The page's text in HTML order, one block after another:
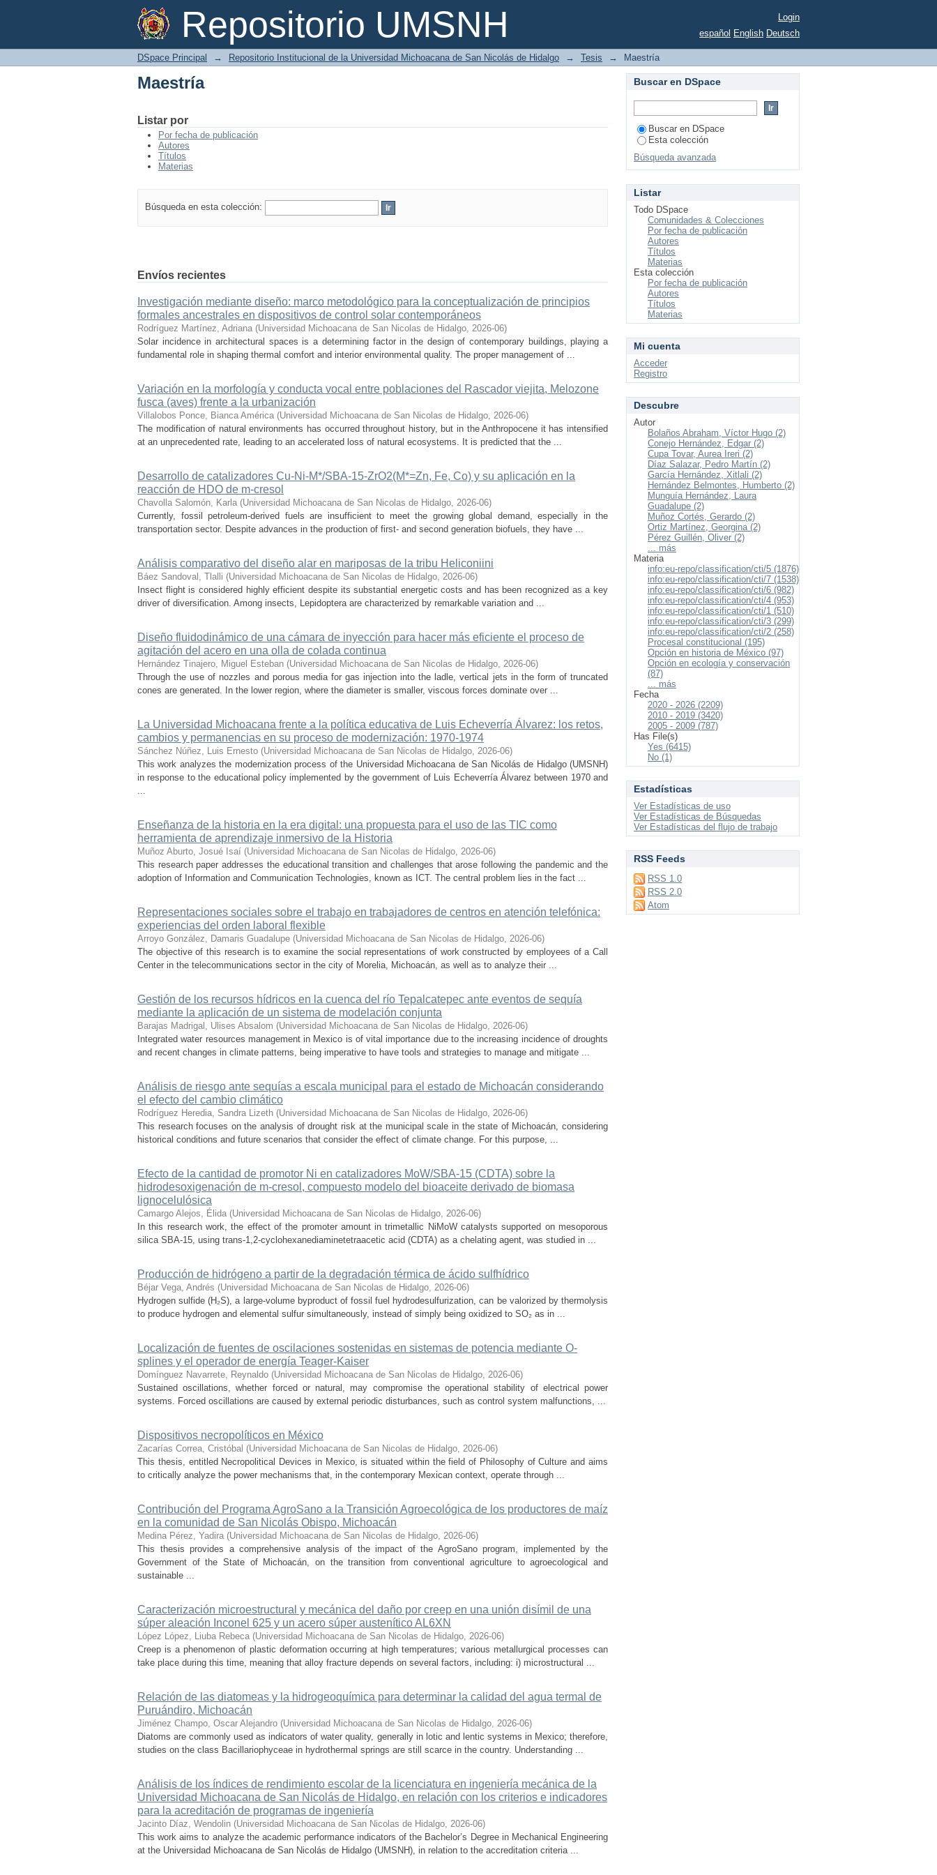
Repositorio UMSNH
Maestría
Login
español English Deutsch
DSpace Principal → Repositorio Institucional de la Universidad Michoacana de San Nicolás de Hidalgo → Tesis → Maestría
Maestría
Listar por
Por fecha de publicación
Autores
Títulos
Materias
Búsqueda en esta colección:
Envíos recientes
Investigación mediante diseño: marco metodológico para la conceptualización de principios
formales ancestrales en dispositivos de control solar contemporáneos
Rodríguez Martínez, Adriana (Universidad Michoacana de San Nicolas de Hidalgo, 2026-06)
Solar incidence in architectural spaces is a determining factor in the design of contemporary buildings, playing a
fundamental role in shaping thermal comfort and interior environmental quality. The proper management of ...
Variación en la morfología y conducta vocal entre poblaciones del Rascador viejita, Melozone
fusca (aves) frente a la urbanización
Villalobos Ponce, Bianca América (Universidad Michoacana de San Nicolas de Hidalgo, 2026-06)
The modification of natural environments has occurred throughout history, but in the Anthropocene it has intensified
at an unprecedented rate, leading to an accelerated loss of natural ecosystems. It is predicted that the ...
Desarrollo de catalizadores Cu-Ni-M*/SBA-15-ZrO2(M*=Zn, Fe, Co) y su aplicación en la
reacción de HDO de m-cresol
Chavolla Salomón, Karla (Universidad Michoacana de San Nicolas de Hidalgo, 2026-06)
Currently, fossil petroleum-derived fuels are insufficient to meet the growing global demand, especially in the
transportation sector. Despite advances in the production of first- and second generation biofuels, they have ...
Análisis comparativo del diseño alar en mariposas de la tribu Heliconiini
Báez Sandoval, Tlalli (Universidad Michoacana de San Nicolas de Hidalgo, 2026-06)
Insect flight is considered highly efficient despite its substantial energetic costs and has been recognized as a key
driver of diversification. Among insects, Lepidoptera are characterized by remarkable variation and ...
Diseño fluidodinámico de una cámara de inyección para hacer más eficiente el proceso de
agitación del acero en una olla de colada continua
Hernández Tinajero, Miguel Esteban (Universidad Michoacana de San Nicolas de Hidalgo, 2026-06)
Through the use of nozzles and porous media for gas injection into the ladle, vertical jets in the form of truncated
cones are generated. In the lower region, where the diameter is smaller, viscous forces dominate over ...
La Universidad Michoacana frente a la política educativa de Luis Echeverría Álvarez: los retos,
cambios y permanencias en su proceso de modernización: 1970-1974
Sánchez Núñez, Luis Ernesto (Universidad Michoacana de San Nicolas de Hidalgo, 2026-06)
This work analyzes the modernization process of the Universidad Michoacana de San Nicolás de Hidalgo (UMSNH)
in response to the educational policy implemented by the government of Luis Echeverría Álvarez between 1970 and
...
Enseñanza de la historia en la era digital: una propuesta para el uso de las TIC como
herramienta de aprendizaje inmersivo de la Historia
Muñoz Aburto, Josué Isaí (Universidad Michoacana de San Nicolas de Hidalgo, 2026-06)
This research paper addresses the educational transition and challenges that arose following the pandemic and the
adoption of Information and Communication Technologies, known as ICT. The central problem lies in the fact ...
Representaciones sociales sobre el trabajo en trabajadores de centros en atención telefónica:
experiencias del orden laboral flexible
Arroyo González, Damaris Guadalupe (Universidad Michoacana de San Nicolas de Hidalgo, 2026-06)
The objective of this research is to examine the social representations of work constructed by employees of a Call
Center in the telecommunications sector in the city of Morelia, Michoacán, as well as to analyze their ...
Gestión de los recursos hídricos en la cuenca del río Tepalcatepec ante eventos de sequía
mediante la aplicación de un sistema de modelación conjunta
Barajas Madrigal, Ulises Absalom (Universidad Michoacana de San Nicolas de Hidalgo, 2026-06)
Integrated water resources management in Mexico is of vital importance due to the increasing incidence of droughts
and recent changes in climate patterns, being imperative to have tools and strategies to manage and mitigate ...
Análisis de riesgo ante sequías a escala municipal para el estado de Michoacán considerando
el efecto del cambio climático
Rodríguez Heredia, Sandra Lizeth (Universidad Michoacana de San Nicolas de Hidalgo, 2026-06)
This research focuses on the analysis of drought risk at the municipal scale in the state of Michoacán, considering
historical conditions and future scenarios that consider the effect of climate change. For this purpose, ...
Efecto de la cantidad de promotor Ni en catalizadores MoW/SBA-15 (CDTA) sobre la
hidrodesoxigenación de m-cresol, compuesto modelo del bioaceite derivado de biomasa
lignocelulósica
Camargo Alejos, Élida (Universidad Michoacana de San Nicolas de Hidalgo, 2026-06)
In this research work, the effect of the promoter amount in trimetallic NiMoW catalysts supported on mesoporous
silica SBA-15, using trans-1,2-cyclohexanediaminetetraacetic acid (CDTA) as a chelating agent, was studied in ...
Producción de hidrógeno a partir de la degradación térmica de ácido sulfhídrico
Béjar Vega, Andrés (Universidad Michoacana de San Nicolas de Hidalgo, 2026-06)
Hydrogen sulfide (H₂S), a large-volume byproduct of fossil fuel hydrodesulfurization, can be valorized by thermolysis
to produce hydrogen and elemental sulfur simultaneously, instead of simply being oxidized to SO₂ as in ...
Localización de fuentes de oscilaciones sostenidas en sistemas de potencia mediante O-
splines y el operador de energía Teager-Kaiser
Domínguez Navarrete, Reynaldo (Universidad Michoacana de San Nicolas de Hidalgo, 2026-06)
Sustained oscillations, whether forced or natural, may compromise the operational stability of electrical power
systems. Forced oscillations are caused by external periodic disturbances, such as control system malfunctions, ...
Dispositivos necropolíticos en México
Zacarías Correa, Cristóbal (Universidad Michoacana de San Nicolas de Hidalgo, 2026-06)
This thesis, entitled Necropolitical Devices in Mexico, is situated within the field of Philosophy of Culture and aims
to critically analyze the power mechanisms that, in the contemporary Mexican context, operate through ...
Contribución del Programa AgroSano a la Transición Agroecológica de los productores de maíz
en la comunidad de San Nicolás Obispo, Michoacán
Medina Pérez, Yadira (Universidad Michoacana de San Nicolas de Hidalgo, 2026-06)
This thesis provides a comprehensive analysis of the impact of the AgroSano program, implemented by the
Government of the State of Michoacán, on the transition from conventional agriculture to agroecological and
sustainable ...
Caracterización microestructural y mecánica del daño por creep en una unión disímil de una
súper aleación Inconel 625 y un acero súper austenítico AL6XN
López López, Liuba Rebeca (Universidad Michoacana de San Nicolas de Hidalgo, 2026-06)
Creep is a phenomenon of plastic deformation occurring at high temperatures; various metallurgical processes can
take place during this time, meaning that alloy fracture depends on several factors, including: i) microstructural ...
Relación de las diatomeas y la hidrogeoquímica para determinar la calidad del agua termal de
Puruándiro, Michoacán
Jiménez Champo, Oscar Alejandro (Universidad Michoacana de San Nicolas de Hidalgo, 2026-06)
Diatoms are commonly used as indicators of water quality, generally in lotic and lentic systems in Mexico; therefore,
studies on the class Bacillariophyceae in hydrothermal springs are still scarce in the country. Understanding ...
Análisis de los índices de rendimiento escolar de la licenciatura en ingeniería mecánica de la
Universidad Michoacana de San Nicolás de Hidalgo, en relación con los criterios e indicadores
para la acreditación de programas de ingeniería
Jacinto Díaz, Wendolin (Universidad Michoacana de San Nicolas de Hidalgo, 2026-06)
This work aims to analyze the academic performance indicators of the Bachelor’s Degree in Mechanical Engineering
at the Universidad Michoacana de San Nicolás de Hidalgo (UMSNH), in relation to the accreditation criteria ...
Buscar en DSpace
Buscar en DSpace
Esta colección
Búsqueda avanzada
Listar
Todo DSpace
Comunidades & Colecciones
Por fecha de publicación
Autores
Títulos
Materias
Esta colección
Por fecha de publicación
Autores
Títulos
Materias
Mi cuenta
Acceder
Registro
Descubre
Autor
Bolaños Abraham, Víctor Hugo (2)
Conejo Hernández, Edgar (2)
Cupa Tovar, Aurea Ireri (2)
Díaz Salazar, Pedro Martín (2)
García Hernández, Xitlali (2)
Hernández Belmontes, Humberto (2)
Munguía Hernández, Laura
Guadalupe (2)
Muñoz Cortés, Gerardo (2)
Ortiz Martínez, Georgina (2)
Pérez Guillén, Oliver (2)
... más
Materia
info:eu-repo/classification/cti/5 (1876)
info:eu-repo/classification/cti/7 (1538)
info:eu-repo/classification/cti/6 (982)
info:eu-repo/classification/cti/4 (953)
info:eu-repo/classification/cti/1 (510)
info:eu-repo/classification/cti/3 (299)
info:eu-repo/classification/cti/2 (258)
Procesal constitucional (195)
Opción en historia de México (97)
Opción en ecología y conservación
(87)
... más
Fecha
2020 - 2026 (2209)
2010 - 2019 (3420)
2005 - 2009 (787)
Has File(s)
Yes (6415)
No (1)
Estadísticas
Ver Estadísticas de uso
Ver Estadísticas de Búsquedas
Ver Estadísticas del flujo de trabajo
RSS Feeds
RSS 1.0
RSS 2.0
Atom